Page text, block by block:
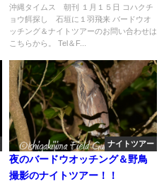
羽飛来
沖縄タイムス 朝刊 １月１５日 コハクチ
ョウ餌探し 石垣に１羽飛来 バードウオ
ッチング＆ナイトツアーのお問い合わせは
こちらから。 Tel＆F...
ナイトツアー
夜のバードウオッチング＆野鳥
撮影のナイトツアー！！